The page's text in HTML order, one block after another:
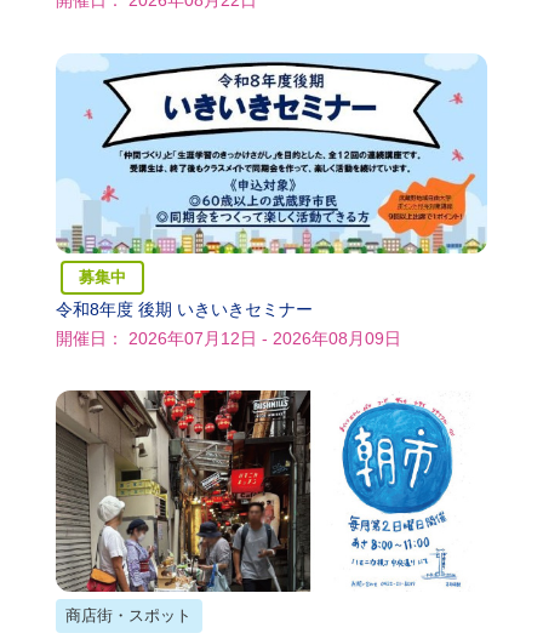
募集中
令和8年度 後期 いきいきセミナー
開催日： 2026年07月12日 - 2026年08月09日
商店街・スポット